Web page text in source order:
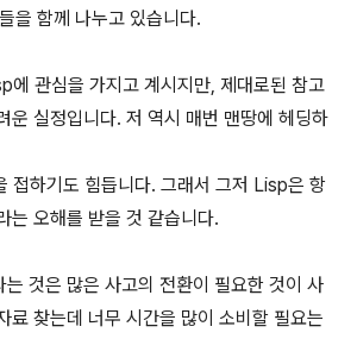
을 함께 나누고 있습니다.
에 관심을 가지고 계시지만, 제대로된 참고
운 실정입니다. 저 역시 매번 맨땅에 헤딩하
접하기도 힘듭니다. 그래서 그저 Lisp은 항
는 오해를 받을 것 같습니다.
것은 많은 사고의 전환이 필요한 것이 사
료 찾는데 너무 시간을 많이 소비할 필요는